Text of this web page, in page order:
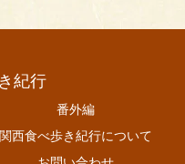
紀行
番外編
関西食べ歩き紀行について